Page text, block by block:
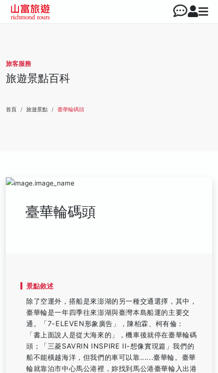
旅客服務
旅遊景點百科
首頁 旅遊景點 臺華輪碼頭
臺華輪碼頭
景點敘述
除了空運外，搭船是來澎湖的另一種交通選擇，其中，
臺華輪是一年四季往來澎湖與臺灣本島船運的主要交
通。「7-ELEVEN形象廣告」，陳柏霖、柯有倫：
「書上面說人是從大海來的」，機車後就停在臺華輪碼
頭；「三菱SAVRIN INSPIRE II-想像實現篇」我們的
船不能橫越海洋，但我們的車可以靠......臺華輪。臺華
輪就靠泊市中心馬公港裡，妳找到馬公港臺華輪入出港